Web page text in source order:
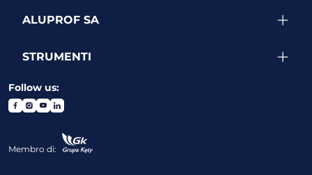
ALUPROF SA
STRUMENTI
Follow us:
Membro di: